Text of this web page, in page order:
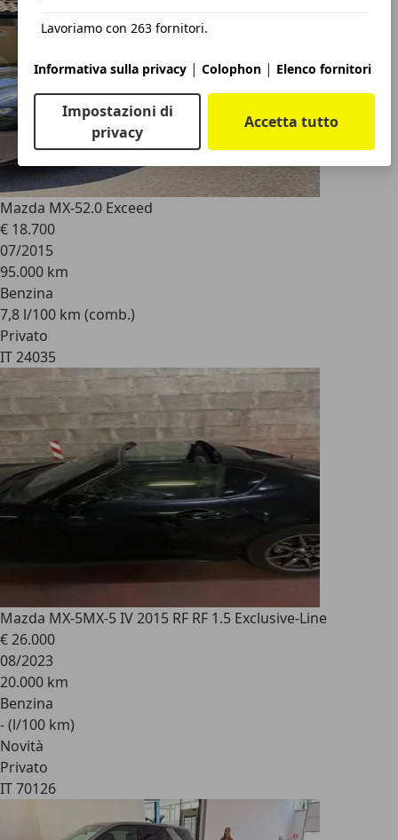
Lavoriamo con 263 fornitori.
Informativa sulla privacy | Colophon | Elenco fornitori
Impostazioni di
privacy
Accetta tutto
Mazda MX-52.0 Exceed
€ 18.700
07/2015
95.000 km
Benzina
7,8 l/100 km (comb.)
Privato
IT 24035
Mazda MX-5MX-5 IV 2015 RF RF 1.5 Exclusive-Line
€ 26.000
08/2023
20.000 km
Benzina
- (l/100 km)
Novità
Privato
IT 70126